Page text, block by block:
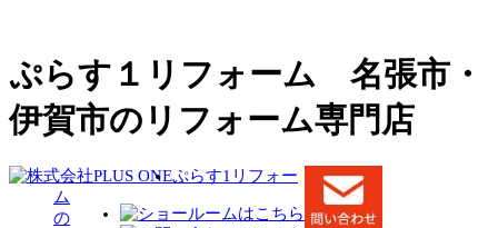
ぷらす１リフォーム 名張市・
伊賀市のリフォーム専門店
ぷらす1リフォー
ム
の